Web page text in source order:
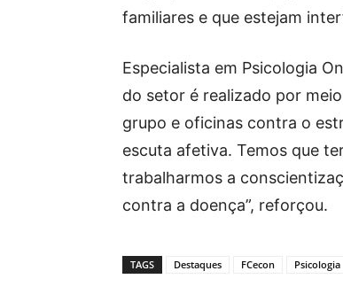
familiares e que estejam
Especialista em Psicologia
do setor é realizado por
grupo e oficinas contra o
escuta afetiva. Temos que
trabalharmos a
contra a doença”, reforçou.
TAGS Destaques FCecon Psicologia